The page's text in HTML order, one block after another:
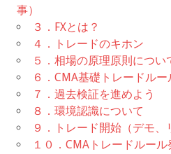
事）
３．FXとは？
４．トレードのキホン
５．相場の原理原則につい
６．CMA基礎トレードル
７．過去検証を進めよう
８．環境認識について
９．トレード開始（デモ、
１０．CMAトレードルール